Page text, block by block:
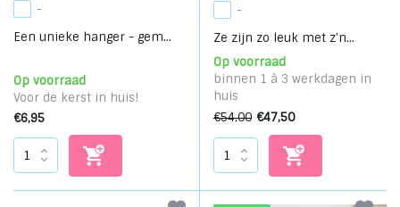
-
Een unieke hanger - gem...
Op voorraad
Voor de kerst in huis!
€6,95
-
Ze zijn zo leuk met z'n...
Op voorraad
binnen 1 à 3 werkdagen in
huis
€54,00 €47,50